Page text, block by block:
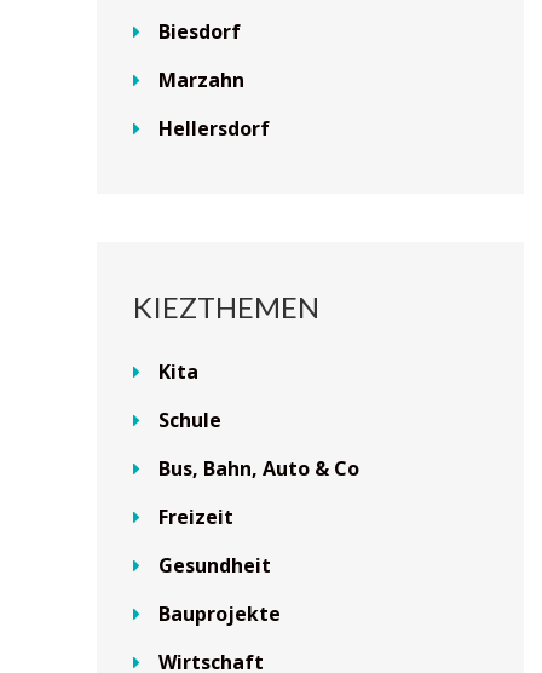
Biesdorf
Marzahn
Hellersdorf
KIEZTHEMEN
Kita
Schule
Bus, Bahn, Auto & Co
Freizeit
Gesundheit
Bauprojekte
Wirtschaft